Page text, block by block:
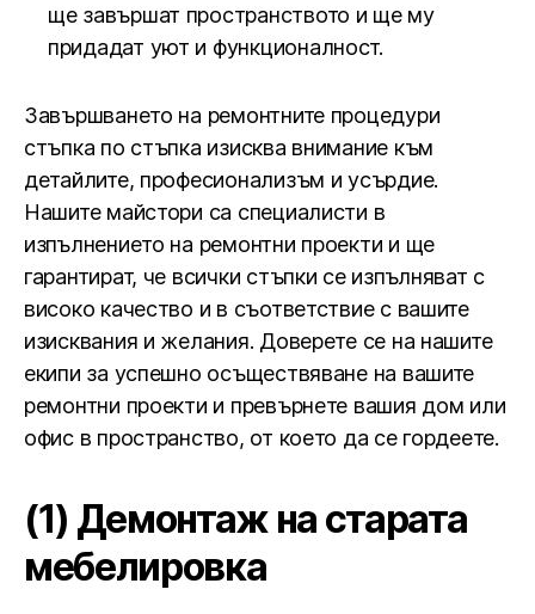
ще завършат пространството и ще му
придадат уют и функционалност.
Завършването на ремонтните процедури
стъпка по стъпка изисква внимание към
детайлите, професионализъм и усърдие.
Нашите майстори са специалисти в
изпълнението на ремонтни проекти и ще
гарантират, че всички стъпки се изпълняват с
високо качество и в съответствие с вашите
изисквания и желания. Доверете се на нашите
екипи за успешно осъществяване на вашите
ремонтни проекти и превърнете вашия дом или
офис в пространство, от което да се гордеете.
(1) Демонтаж на старата
мебелировка